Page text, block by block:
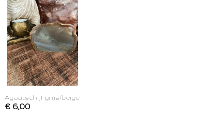
Agaatschijf grijs/beige
€ 6,00